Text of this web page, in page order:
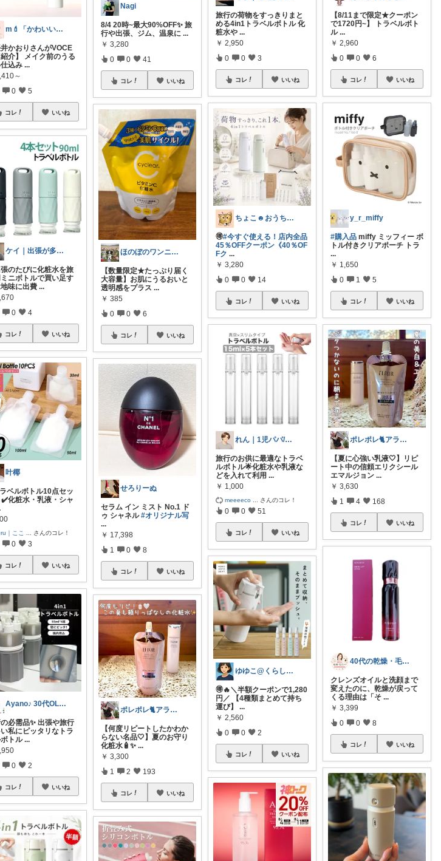
m💄「かわいい」は、作れる。
井かおりさんがVOCE
介】 メイク前のうる
込み ...
～
0 5
コレ いいね
ケイ｜出張が多い50代の旅の相棒えらび
張のたびに化粧水を旅
ニボトルで買い足す
味に出費 ...
0 4
コレ いいね
叶椰
ベルボトル10点セッ
✔️化粧水・乳液・シャ
｜ここ さんのコレ！
0 3
コレ いいね
Ayano♪ 30代OLファッション
必需品✨ 出張や旅行
私にピッタリなトラ
トル ...
0 2
コレ いいね
Nagi
8/4 20時~最大90%OFF✨️ 旅
行や出張、ジム、温泉に ...
￥ 3,280
0 0 41
コレ いいね
ほのぼのワンニャン日和🐾
【数量限定★たっぷり届く
大容量】お肌にうるおいと
透明感をプラス ...
￥ 385
0 0 6
コレ いいね
せろりーぬ
セラム イン ミスト No.1 ド
ゥ シャネル#オリジナル写
...
￥ 17,398
1 0 8
コレ いいね
ポレポレ🐈アラフィフの可愛い図鑑
【何度リピートしたかわか
らない名品🤍】夏のお守り
化粧水🧴✨...
￥ 3,300
1 2 193
コレ いいね
旅行の荷物をすっきりまと
める4in1トラベルボトル 化
粧水や ...
￥ 2,950
0 0 3
コレ いいね
ちょこ☻おうち時間充実🏠アイテム
🉐#今すぐ使える！店内全品
45％OFFクーポン《40％OF
Fク ...
￥ 3,280
0 0 14
コレ いいね
れん｜1児パパ/育児中👶
旅行のお供に最適なトラベ
ルボトル🌟化粧水や乳液な
どを入れて利用 ...
￥ 1,000
meeeeco さんのコレ！
0 0 51
コレ いいね
ゆゆこ@くらしを楽に便利に✨
🉐🔥＼半額クーポンで1,280
円／ 【4種類まとめて持ち
運び】
...
￥ 2,560
0 0 2
コレ いいね
【8/11まで限定★クーポン
で1720円~】 トラベルボト
ル...
￥ 2,960
0 0 6
コレ いいね
y_r_miffy
#購入品 miffy ミッフィー ボ
トル付きクリアポーチ トラ
...
￥ 1,650
0 1 5
コレ いいね
ポレポレ🐈アラフィフの可愛い図鑑
【夏に心強い乳液🤍】リピ
ート中の信頼エリクシール
エマルジョン ...
￥ 3,630
1 4 168
コレ いいね
40代の乾燥・毛穴ケアROOM
クレンズオイルと洗顔まで
変えたのに、乾燥が戻って
くる理由は「そ ...
￥ 3,399
0 0 8
コレ いいね